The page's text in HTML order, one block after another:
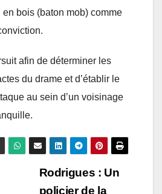
bois (baton mob) comme
afin de déterminer les
du drame et d’établir le
au sein d’un voisinage
Rodrigues : Un
policier de la